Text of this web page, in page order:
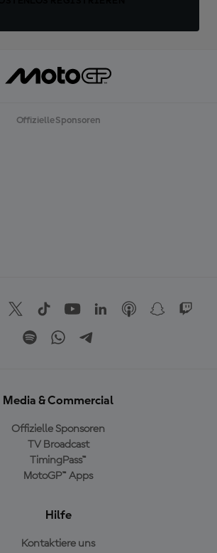
Offizielle Sponsoren
Media & Commercial
Offizielle Sponsoren
TV Broadcast
TimingPass™
MotoGP™ Apps
Hilfe
Kontaktiere uns